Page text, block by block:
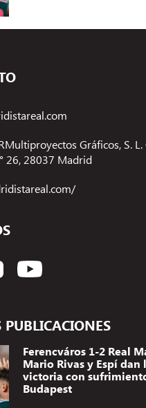
Ferencváros 1-2 Real
Mario Rivas y Espí dan
victoria con
Budapest
Gráficos, S. L.
26, 28037 Madrid